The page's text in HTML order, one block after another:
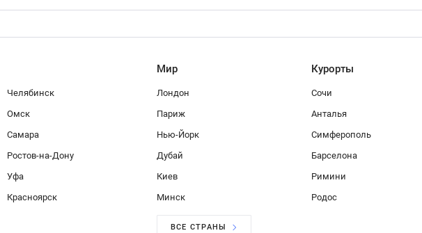
Челябинск
Омск
Самара
Ростов-на-Дону
Уфа
Красноярск
Мир
Лондон
Париж
Нью-Йорк
Дубай
Киев
Минск
Курорты
Сочи
Анталья
Симферополь
Барселона
Римини
Родос
ВСЕ СТРАНЫ